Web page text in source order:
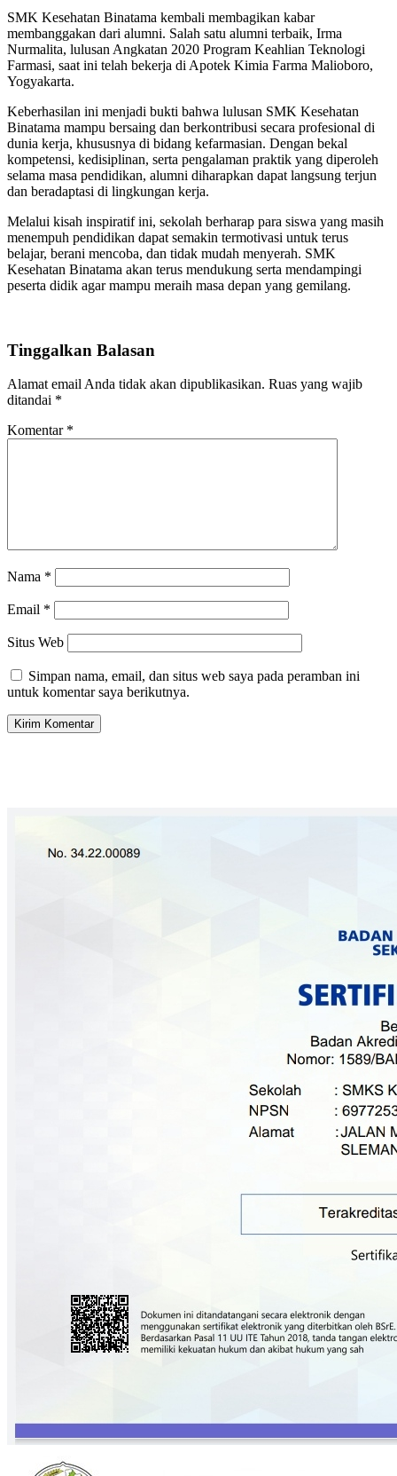
SMK Kesehatan Binatama kembali membagikan kabar
membanggakan dari alumni. Salah satu alumni terbaik, Irma
Nurmalita, lulusan Angkatan 2020 Program Keahlian Teknologi
Farmasi, saat ini telah bekerja di Apotek Kimia Farma Malioboro,
Yogyakarta.
Keberhasilan ini menjadi bukti bahwa lulusan SMK Kesehatan
Binatama mampu bersaing dan berkontribusi secara profesional di
dunia kerja, khususnya di bidang kefarmasian. Dengan bekal
kompetensi, kedisiplinan, serta pengalaman praktik yang diperoleh
selama masa pendidikan, alumni diharapkan dapat langsung terjun
dan beradaptasi di lingkungan kerja.
Melalui kisah inspiratif ini, sekolah berharap para siswa yang masih
menempuh pendidikan dapat semakin termotivasi untuk terus
belajar, berani mencoba, dan tidak mudah menyerah. SMK
Kesehatan Binatama akan terus mendukung serta mendampingi
peserta didik agar mampu meraih masa depan yang gemilang.
Tinggalkan Balasan
Alamat email Anda tidak akan dipublikasikan. Ruas yang wajib
ditandai *
Komentar *
Nama *
Email *
Situs Web
Simpan nama, email, dan situs web saya pada peramban ini
untuk komentar saya berikutnya.